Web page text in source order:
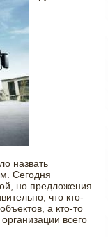
назвать
Сегодня
но предложения
что кто-
а кто-то
всего